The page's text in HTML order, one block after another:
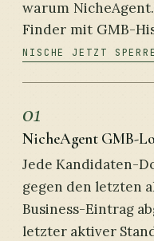
warum
Finder mit GMB-
NISCHE JETZT
01
NicheAgent GMB-
Jede Kandidaten-
gegen den letzten
Business-Eintrag
letzter aktiver